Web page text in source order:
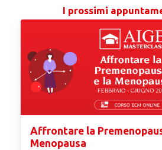
I prossimi
Affrontare la
Menopausa